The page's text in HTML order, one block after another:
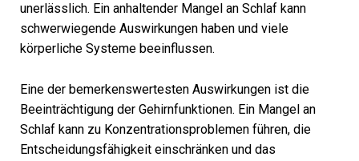
unerlässlich. Ein anhaltender Mangel an Schlaf kann
schwerwiegende Auswirkungen haben und viele
körperliche Systeme beeinflussen.
Eine der bemerkenswertesten Auswirkungen ist die
Beeinträchtigung der Gehirnfunktionen. Ein Mangel an
Schlaf kann zu Konzentrationsproblemen führen, die
Entscheidungsfähigkeit einschränken und das